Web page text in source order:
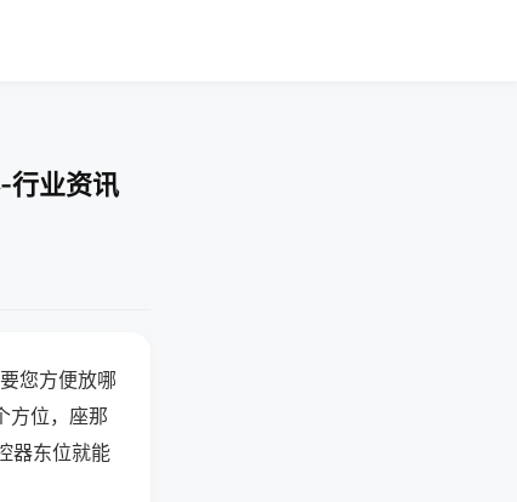
行业资讯
您方便放哪
方位，座那
器东位就能